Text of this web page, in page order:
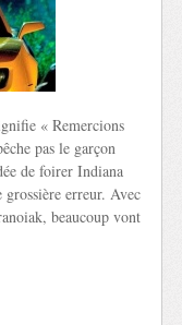
« Remercions
pas le garçon
de foirer Indiana
grossière erreur. Avec
beaucoup vont